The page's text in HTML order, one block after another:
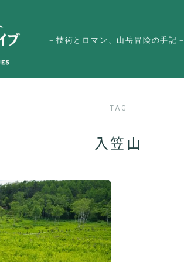
－技術とロマン、山岳冒険の手記－
TAG
入笠山